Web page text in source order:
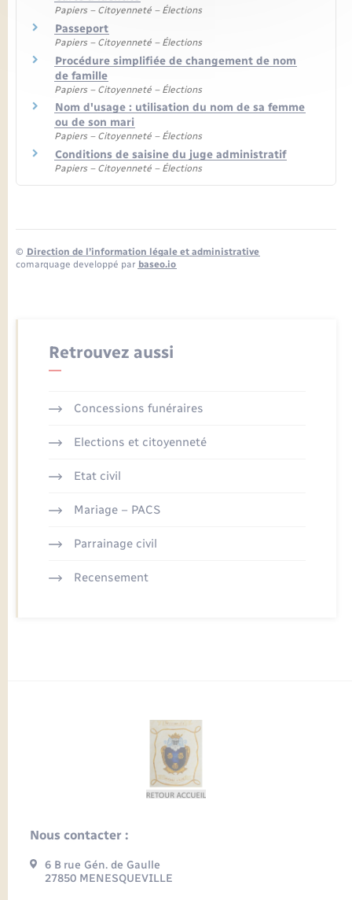
Papiers – Citoyenneté – Élections
Passeport
Papiers – Citoyenneté – Élections
Procédure simplifiée de changement de nom
de famille
Papiers – Citoyenneté – Élections
Nom d'usage : utilisation du nom de sa femme
ou de son mari
Papiers – Citoyenneté – Élections
Conditions de saisine du juge administratif
Papiers – Citoyenneté – Élections
© Direction de l’information légale et administrative
comarquage developpé par baseo.io
Retrouvez aussi
Concessions funéraires
Elections et citoyenneté
Etat civil
Mariage – PACS
Parrainage civil
Recensement
Nous contacter :
6 B rue Gén. de Gaulle
27850 MENESQUEVILLE